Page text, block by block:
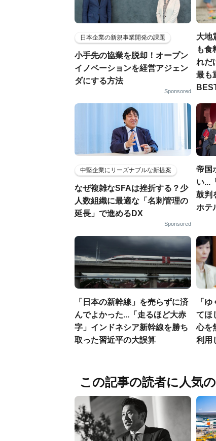
日本企業の新規事業開発の課題
小手先の協業を脱却！オープン
イノベーションを経営アジェン
ダにする方法
Sponsored
大地
も食
れだ
最も
中堅企業にリーズナブルな新提案
なぜ複雑なSFAは挫折する？少
人数組織に最適な「名刺管理の
延長」で進めるDX
Sponsored
帝国
い...
鼓判
ホテ
「日本の新幹線」を売らずに済
んでよかった...「走るほど大赤
字」インドネシア新幹線を勝ち
取った習近平の大誤算
「
てほ
心を
利用
この記事の読者に人気